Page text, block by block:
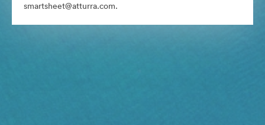
smartsheet@atturra.com.